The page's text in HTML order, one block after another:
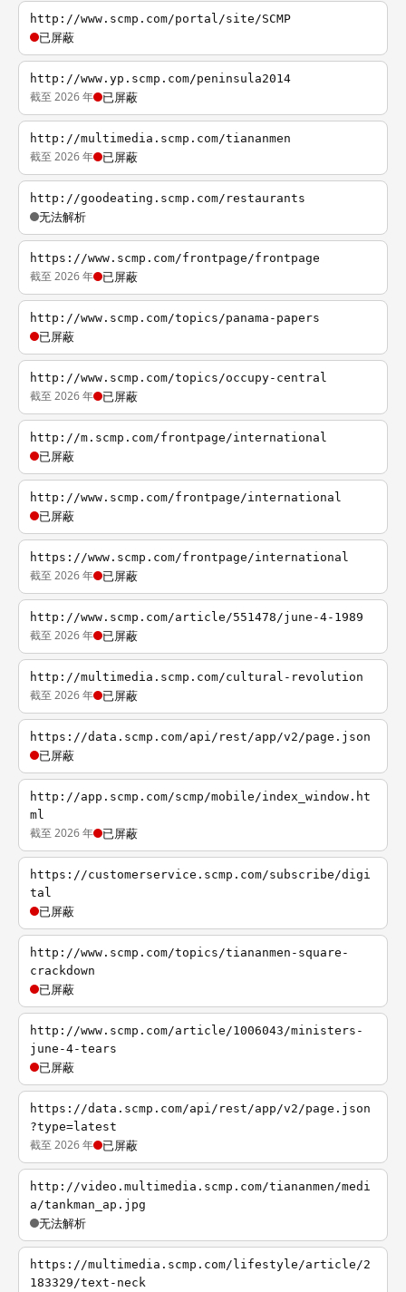
http://www.scmp.com/portal/site/SCMP
已屏蔽
http://www.yp.scmp.com/peninsula2014
截至 2026 年 已屏蔽
http://multimedia.scmp.com/tiananmen
截至 2026 年 已屏蔽
http://goodeating.scmp.com/restaurants
无法解析
https://www.scmp.com/frontpage/frontpage
截至 2026 年 已屏蔽
http://www.scmp.com/topics/panama-papers
已屏蔽
http://www.scmp.com/topics/occupy-central
截至 2026 年 已屏蔽
http://m.scmp.com/frontpage/international
已屏蔽
http://www.scmp.com/frontpage/international
已屏蔽
https://www.scmp.com/frontpage/international
截至 2026 年 已屏蔽
http://www.scmp.com/article/551478/june-4-1989
截至 2026 年 已屏蔽
http://multimedia.scmp.com/cultural-revolution
截至 2026 年 已屏蔽
https://data.scmp.com/api/rest/app/v2/page.json
已屏蔽
http://app.scmp.com/scmp/mobile/index_window.ht
ml
截至 2026 年 已屏蔽
https://customerservice.scmp.com/subscribe/digi
tal
已屏蔽
http://www.scmp.com/topics/tiananmen-square-
crackdown
已屏蔽
http://www.scmp.com/article/1006043/ministers-
june-4-tears
已屏蔽
https://data.scmp.com/api/rest/app/v2/page.json
?type=latest
截至 2026 年 已屏蔽
http://video.multimedia.scmp.com/tiananmen/medi
a/tankman_ap.jpg
无法解析
https://multimedia.scmp.com/lifestyle/article/2
183329/text-neck